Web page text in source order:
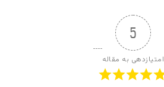
5
امتیازدهی به مقاله